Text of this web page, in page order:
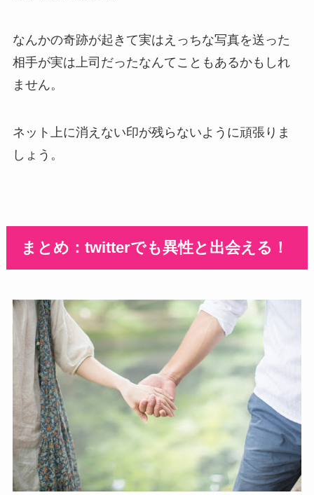
なんかの奇跡が起きて実はえっちな写真を送った
相手が実は上司だったなんてこともあるかもしれ
ません。
ネット上に消えない印が残らないように頑張りま
しょう。
まとめ：twitterでも異性と出会える！